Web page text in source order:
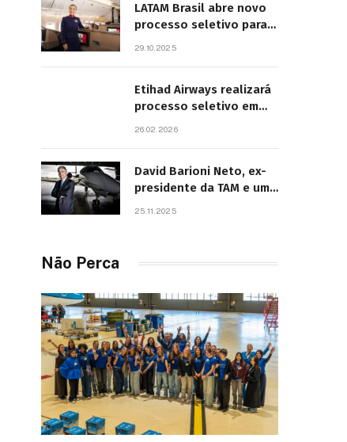
LATAM Brasil abre novo
processo seletivo para
29.10.2025
Etihad Airways realizará
processo seletivo em
26.02.2026
David Barioni Neto, ex-
presidente da TAM e um
25.11.2025
Não Perca